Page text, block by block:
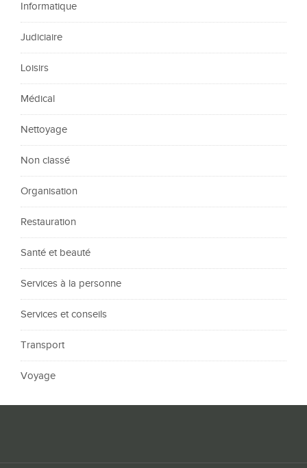
Informatique
Judiciaire
Loisirs
Médical
Nettoyage
Non classé
Organisation
Restauration
Santé et beauté
Services à la personne
Services et conseils
Transport
Voyage